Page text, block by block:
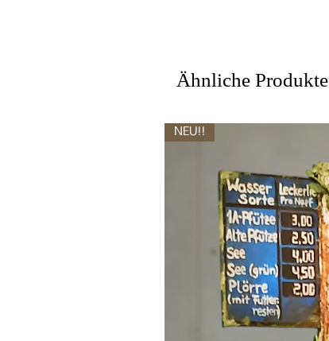
Ähnliche Produkte
NEU!!